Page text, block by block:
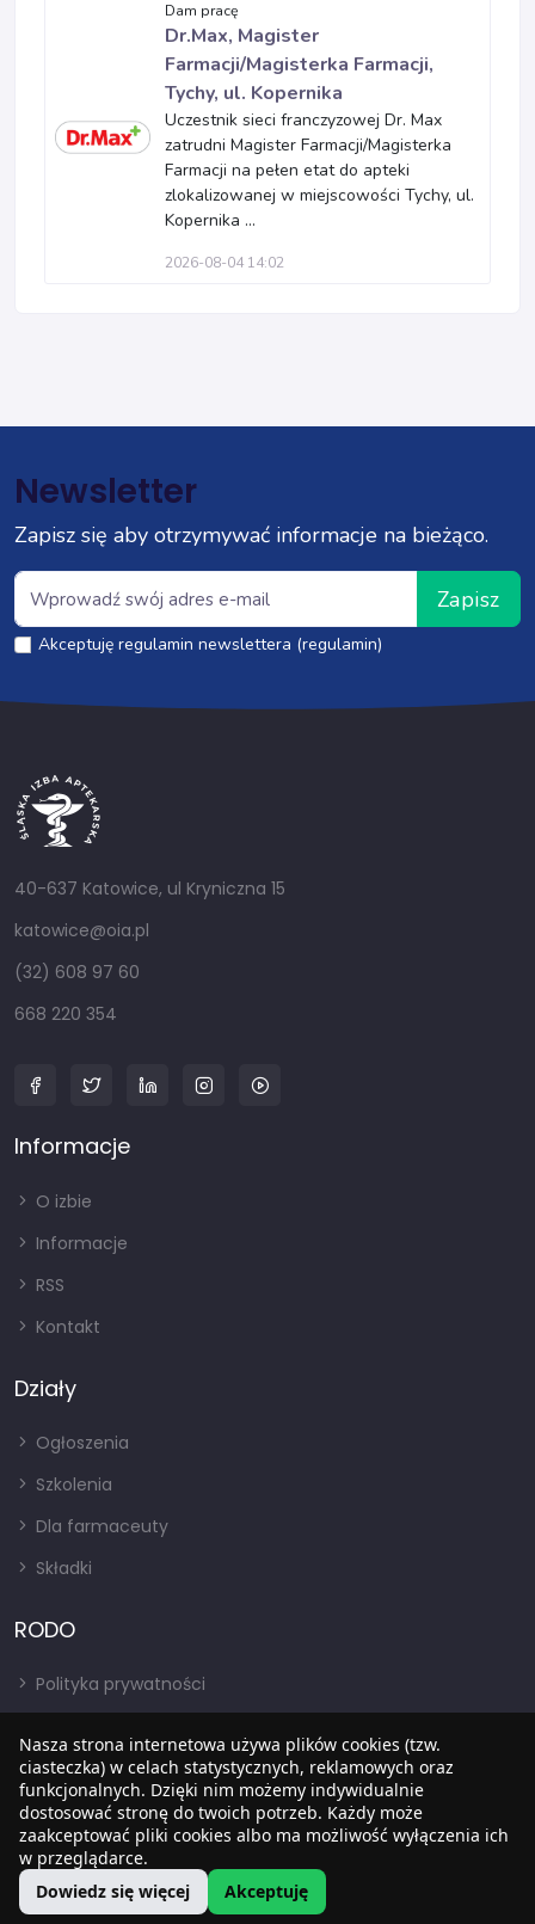
Dam pracę
Dr.Max, Magister
Farmacji/Magisterka Farmacji,
Tychy, ul. Kopernika
Uczestnik sieci franczyzowej Dr. Max
zatrudni Magister Farmacji/Magisterka
Farmacji na pełen etat do apteki
zlokalizowanej w miejscowości Tychy, ul.
Kopernika ...
2026-08-04 14:02
Newsletter
Zapisz się aby otrzymywać informacje na bieżąco.
Zapisz
Akceptuję regulamin newslettera (regulamin)
40-637 Katowice, ul Kryniczna 15
katowice@oia.pl
(32) 608 97 60
668 220 354
Informacje
O izbie
Informacje
RSS
Kontakt
Działy
Ogłoszenia
Szkolenia
Dla farmaceuty
Składki
RODO
Polityka prywatności
RODO
BIP
Copyright © 2022 SIA. Wszystkie prawa zastrzezone.
Nasza strona internetowa używa plików cookies (tzw.
ciasteczka) w celach statystycznych, reklamowych oraz
funkcjonalnych. Dzięki nim możemy indywidualnie
dostosować stronę do twoich potrzeb. Każdy może
zaakceptować pliki cookies albo ma możliwość wyłączenia ich
w przeglądarce.
Dowiedz się więcej
Akceptuję